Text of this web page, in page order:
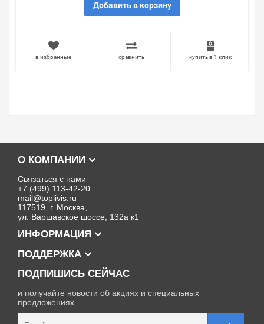
Добавить в корзину
в избранные сравнить купить в 1 клик
О КОМПАНИИ
Связаться с нами
+7 (499) 113-42-20
mail@toplivis.ru
117519, г. Москва,
ул. Варшавское шоссе, 132а к1
ИНФОРМАЦИЯ
ПОДДЕРЖКА
ПОДПИШИСЬ СЕЙЧАС
и получайте новости об акциях и специальных
предложениях